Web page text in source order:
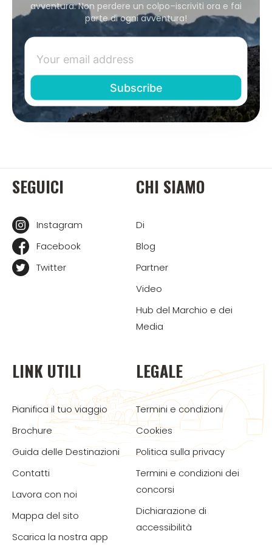
avventura. Non perdere un colpo–iscriviti ora e fai
parte di ogni avventura!
SEGUICI
Instagram
Facebook
Twitter
CHI SIAMO
Di
Blog
Partner
Video
Hub del Marchio e dei
Media
LINK UTILI
Pianifica il tuo viaggio
Brochure
Guida delle Destinazioni
Contatti
Lavora con noi
Mappa del sito
Scarica la nostra app
LEGALE
Termini e condizioni
Cookies
Politica sulla privacy
Termini e condizioni dei
concorsi
Dichiarazione di
accessibilità